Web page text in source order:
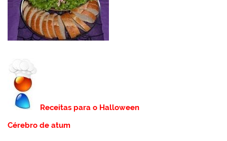
Receitas para o Halloween
Cérebro de atum